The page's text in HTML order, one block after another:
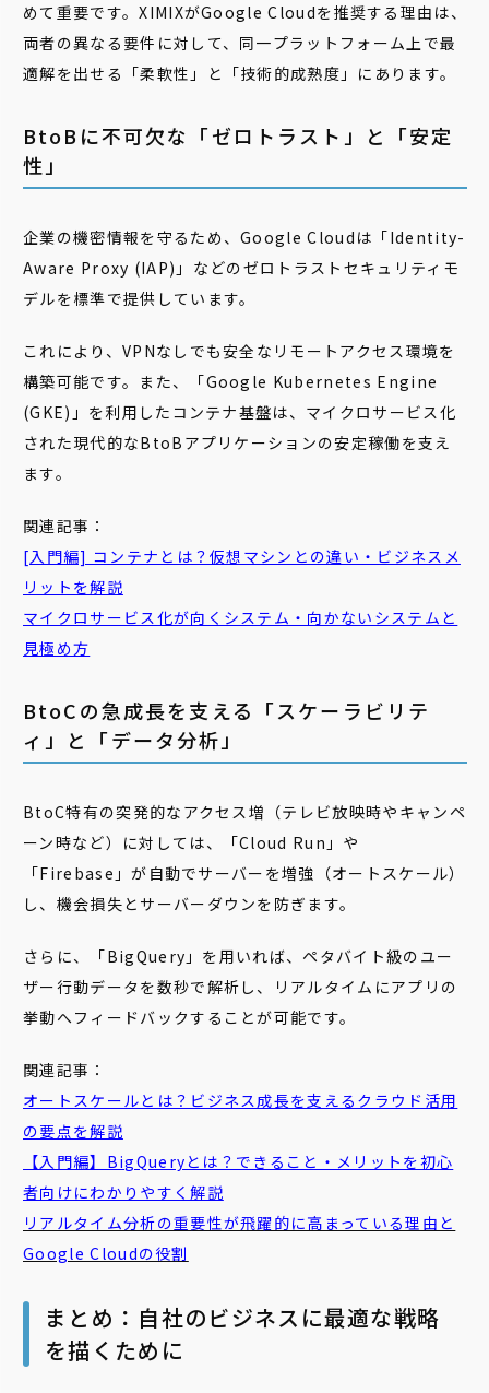
めて重要です。XIMIXがGoogle Cloudを推奨する理由は、
両者の異なる要件に対して、同一プラットフォーム上で最
適解を出せる「柔軟性」と「技術的成熟度」にあります。
BtoBに不可欠な「ゼロトラスト」と「安定
性」
企業の機密情報を守るため、Google Cloudは「Identity-
Aware Proxy (IAP)」などのゼロトラストセキュリティモ
デルを標準で提供しています。
これにより、VPNなしでも安全なリモートアクセス環境を
構築可能です。また、「Google Kubernetes Engine
(GKE)」を利用したコンテナ基盤は、マイクロサービス化
された現代的なBtoBアプリケーションの安定稼働を支え
ます。
関連記事：
[入門編] コンテナとは？仮想マシンとの違い・ビジネスメ
リットを解説
マイクロサービス化が向くシステム・向かないシステムと
見極め方
BtoCの急成長を支える「スケーラビリテ
ィ」と「データ分析」
BtoC特有の突発的なアクセス増（テレビ放映時やキャンペ
ーン時など）に対しては、「Cloud Run」や
「Firebase」が自動でサーバーを増強（オートスケール）
し、機会損失とサーバーダウンを防ぎます。
さらに、「BigQuery」を用いれば、ペタバイト級のユー
ザー行動データを数秒で解析し、リアルタイムにアプリの
挙動へフィードバックすることが可能です。
関連記事：
オートスケールとは？ビジネス成長を支えるクラウド活用
の要点を解説
【入門編】BigQueryとは？できること・メリットを初心
者向けにわかりやすく解説
リアルタイム分析の重要性が飛躍的に高まっている理由と
Google Cloudの役割
まとめ：自社のビジネスに最適な戦略
を描くために